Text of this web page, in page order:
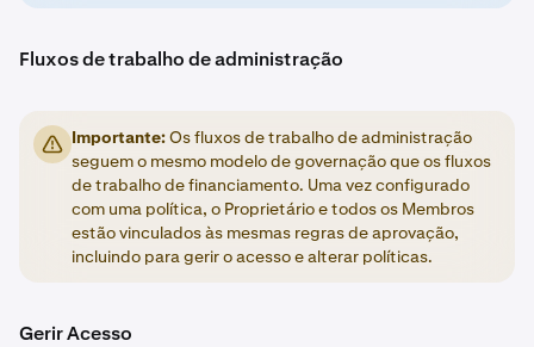
Fluxos de trabalho de administração
Importante:Os fluxos de trabalho de administração
seguem o mesmo modelo de governação que os fluxos
de trabalho de financiamento. Uma vez configurado
com uma política, o Proprietário e todos os Membros
estão vinculados às mesmas regras de aprovação,
incluindo para gerir o acesso e alterar políticas.
Gerir Acesso